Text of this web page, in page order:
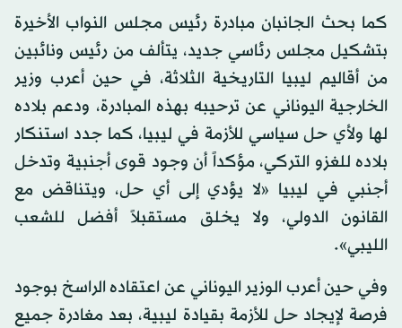
كما بحث الجانبان مبادرة رئيس مجلس النواب الأخيرة
بتشكيل مجلس رئاسي جديد، يتألف من رئيس ونائبين
من أقاليم ليبيا التاريخية الثلاثة، في حين أعرب وزير
الخارجية اليوناني عن ترحيبه بهذه المبادرة، ودعم بلاده
لها ولأي حل سياسي للأزمة في ليبيا، كما جدد استنكار
بلاده للغزو التركي، مؤكداً أن وجود قوى أجنبية وتدخل
أجنبي في ليبيا «لا يؤدي إلى أي حل، ويتناقض مع
القانون الدولي، ولا يخلق مستقبلاً أفضل للشعب
الليبي».
وفي حين أعرب الوزير اليوناني عن اعتقاده الراسخ بوجود
فرصة لإيجاد حل للأزمة بقيادة ليبية، بعد مغادرة جميع